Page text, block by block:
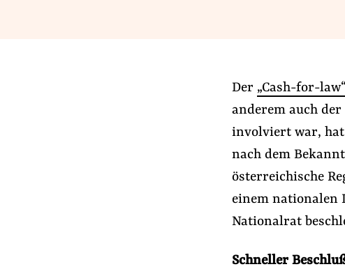
Der „Cash-for-
anderem auch
involviert war, hat
nach dem
österreichische
einem nationalen
Nationalrat
Schneller